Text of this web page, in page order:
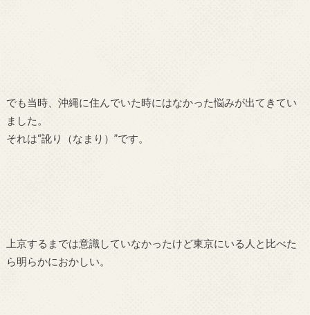
でも当時、沖縄に住んでいた時にはなかった悩みが出てきてい
ました。
それは“訛り（なまり）”です。
上京するまでは意識していなかったけど東京にいる人と比べた
ら明らかにおかしい。